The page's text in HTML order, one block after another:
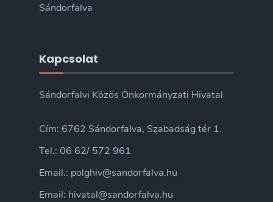
Sándorfalva
Kapcsolat
Sándorfalvi Közös Önkormányzati Hivatal
Cím: 6762 Sándorfalva, Szabadság tér 1.
Tel.: 06 62/ 572 961
Email.: polghiv@sandorfalva.hu
Email: hivatal@sandorfalva.hu